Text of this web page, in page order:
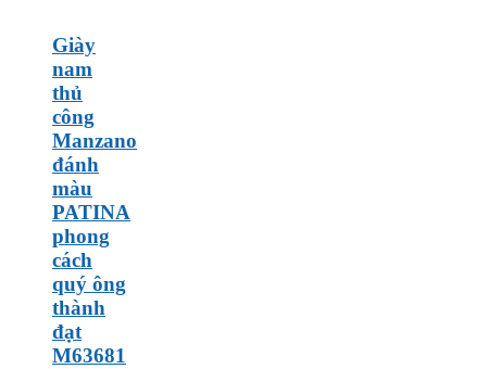
Giày
nam
thủ
công
Manzano
đánh
màu
PATINA
phong
cách
quý ông
thành
đạt
M63681